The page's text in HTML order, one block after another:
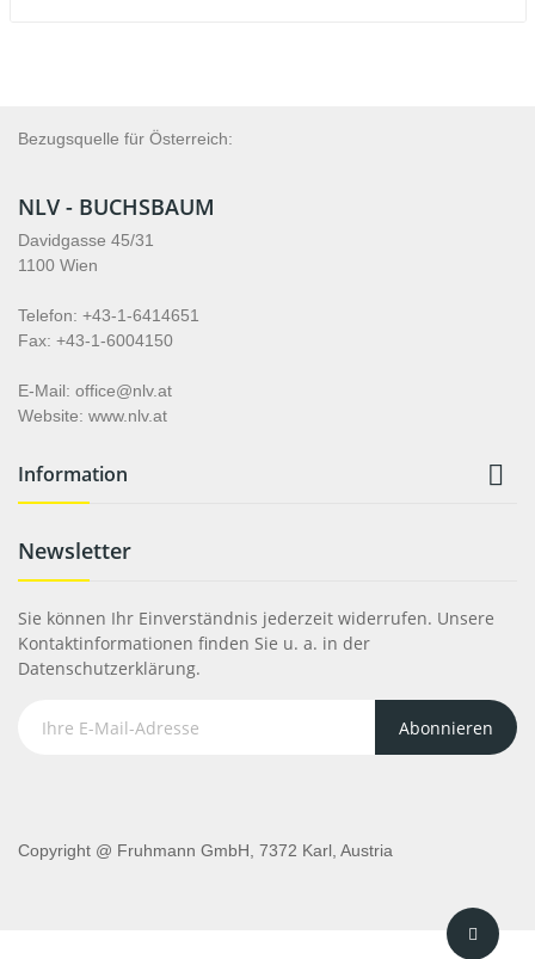
Bezugsquelle für Österreich:
NLV - BUCHSBAUM
Davidgasse 45/31
1100 Wien
Telefon: +43-1-6414651
Fax: +43-1-6004150
E-Mail: office@nlv.at
Website: www.nlv.at
Information 
Newsletter
Sie können Ihr Einverständnis jederzeit widerrufen. Unsere
Kontaktinformationen finden Sie u. a. in der
Datenschutzerklärung.
Abonnieren
Copyright @ Fruhmann GmbH, 7372 Karl, Austria